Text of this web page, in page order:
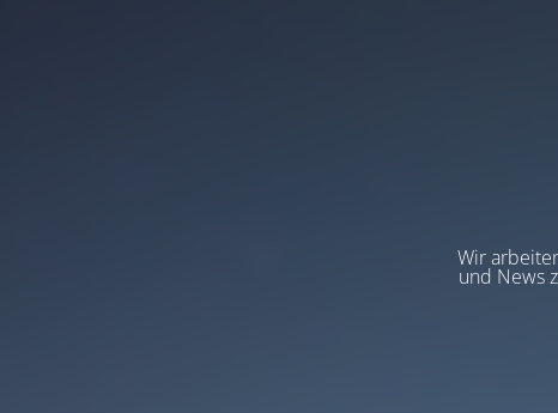
Wir
und News